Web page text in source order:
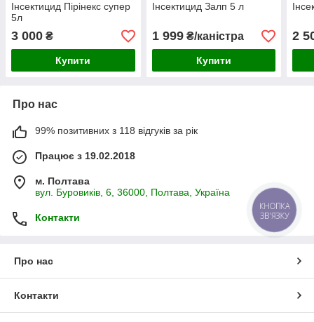
Інсектицид Пірінекс супер
5л
3 000 ₴
Купити
Інсектицид Залп 5 л
1 999₴/каністра
Купити
2
Про нас
99% позитивних з 118 відгуків за рік
Працює з 19.02.2018
м. Полтава
вул. Буровиків, 6, 36000, Полтава, Україна
Контакти
Про нас
Контакти
КНОПКА
ЗВ'ЯЗКУ